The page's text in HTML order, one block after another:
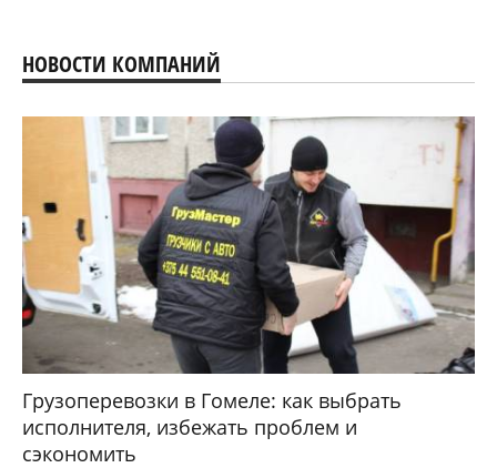
НОВОСТИ КОМПАНИЙ
Грузоперевозки в Гомеле: как выбрать
исполнителя, избежать проблем и
сэкономить